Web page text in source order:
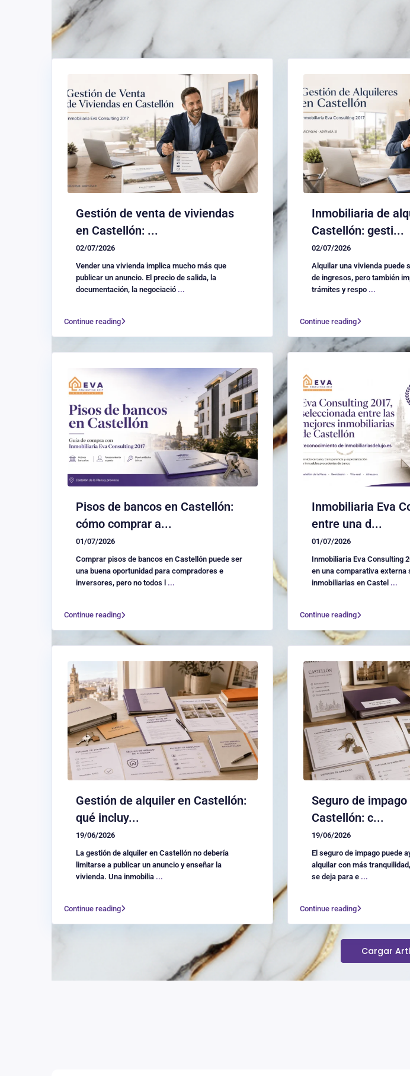
Gestión de venta de viviendas
en Castellón: ...
02/07/2026
Vender una vivienda implica mucho más que
publicar un anuncio. El precio de salida, la
documentación, la negociació ...
Continue reading
Inmobiliaria de
Castellón: gesti...
02/07/2026
Alquilar una vivienda puede
de ingresos, pero también
trámites y respo ...
Continue reading
Pisos de bancos en Castellón:
cómo comprar a...
01/07/2026
Comprar pisos de bancos en Castellón puede ser
una buena oportunidad para compradores e
inversores, pero no todos l ...
Continue reading
Inmobiliaria Eva
entre una d...
01/07/2026
Inmobiliaria Eva Consulting
en una comparativa externa
inmobiliarias en Castel ...
Continue reading
Gestión de alquiler en Castellón:
qué incluy...
19/06/2026
La gestión de alquiler en Castellón no debería
limitarse a publicar un anuncio y enseñar la
vivienda. Una inmobilia ...
Continue reading
Seguro de
Castellón: c...
19/06/2026
El seguro de impago puede
alquilar con más
se deja para e ...
Continue reading
Cargar